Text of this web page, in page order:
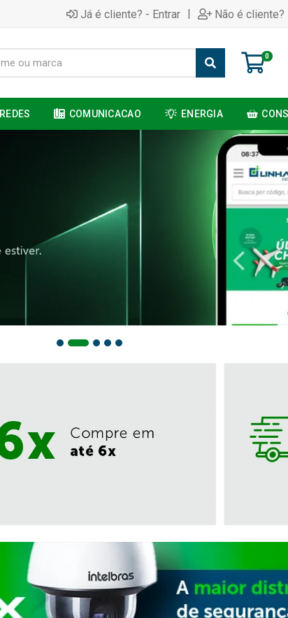
Já é cliente? - Entrar | Não é cliente?
0
REDES COMUNICACAO ENERGIA